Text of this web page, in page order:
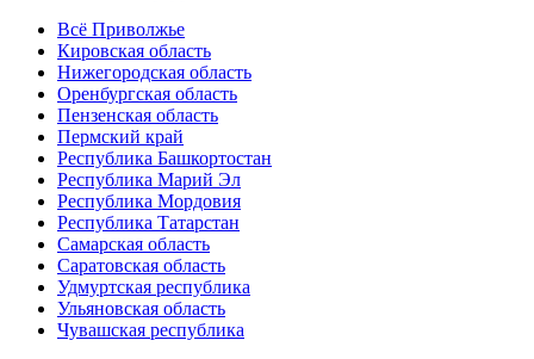
Всё Приволжье
Кировская область
Нижегородская область
Оренбургская область
Пензенская область
Пермский край
Республика Башкортостан
Республика Марий Эл
Республика Мордовия
Республика Татарстан
Самарская область
Саратовская область
Удмуртская республика
Ульяновская область
Чувашская республика